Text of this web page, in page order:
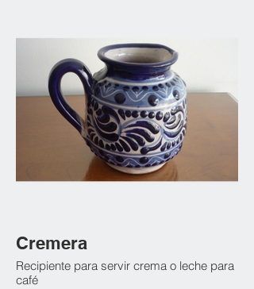
Cremera
Recipiente para servir crema o leche para
café